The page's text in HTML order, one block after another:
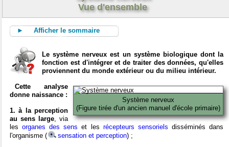
Vue d'ensemble
► Afficher le sommaire
Le système nerveux est un système biologique dont la
fonction est d'intégrer et de traiter des données, qu'elles
proviennent du monde extérieur ou du milieu intérieur.
Système nerveux
(Figure tirée d'un ancien manuel d'école primaire)
Cette analyse
donne naissance :
1. à la perception
au sens large, via
lesorganes des sens et les récepteurs sensoriels disséminés dans
l'organisme (
sensation et perception) ;